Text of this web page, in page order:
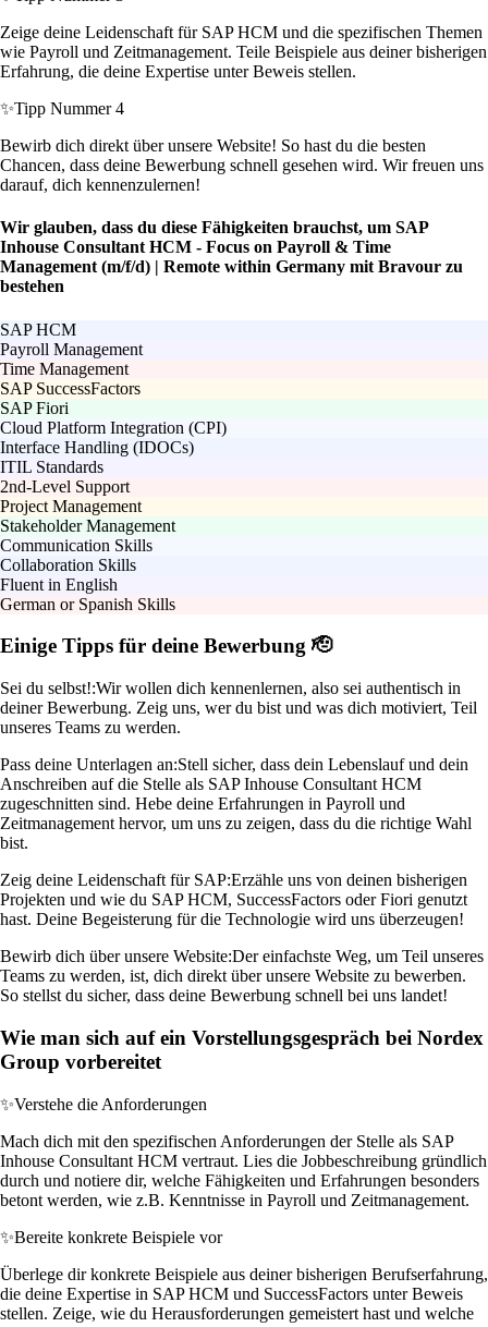
Zeige deine Leidenschaft für SAP HCM und die spezifischen Themen
wie Payroll und Zeitmanagement. Teile Beispiele aus deiner bisherigen
Erfahrung, die deine Expertise unter Beweis stellen.
✨Tipp Nummer 4
Bewirb dich direkt über unsere Website! So hast du die besten
Chancen, dass deine Bewerbung schnell gesehen wird. Wir freuen uns
darauf, dich kennenzulernen!
Wir glauben, dass du diese Fähigkeiten brauchst, um SAP
Inhouse Consultant HCM - Focus on Payroll & Time
Management (m/f/d) | Remote within Germany mit Bravour zu
bestehen
SAP HCM
Payroll Management
Time Management
SAP SuccessFactors
SAP Fiori
Cloud Platform Integration (CPI)
Interface Handling (IDOCs)
ITIL Standards
2nd-Level Support
Project Management
Stakeholder Management
Communication Skills
Collaboration Skills
Fluent in English
German or Spanish Skills
Einige Tipps für deine Bewerbung 🫡
Sei du selbst!:Wir wollen dich kennenlernen, also sei authentisch in
deiner Bewerbung. Zeig uns, wer du bist und was dich motiviert, Teil
unseres Teams zu werden.
Pass deine Unterlagen an:Stell sicher, dass dein Lebenslauf und dein
Anschreiben auf die Stelle als SAP Inhouse Consultant HCM
zugeschnitten sind. Hebe deine Erfahrungen in Payroll und
Zeitmanagement hervor, um uns zu zeigen, dass du die richtige Wahl
bist.
Zeig deine Leidenschaft für SAP:Erzähle uns von deinen bisherigen
Projekten und wie du SAP HCM, SuccessFactors oder Fiori genutzt
hast. Deine Begeisterung für die Technologie wird uns überzeugen!
Bewirb dich über unsere Website:Der einfachste Weg, um Teil unseres
Teams zu werden, ist, dich direkt über unsere Website zu bewerben.
So stellst du sicher, dass deine Bewerbung schnell bei uns landet!
Wie man sich auf ein Vorstellungsgespräch bei Nordex
Group vorbereitet
✨Verstehe die Anforderungen
Mach dich mit den spezifischen Anforderungen der Stelle als SAP
Inhouse Consultant HCM vertraut. Lies die Jobbeschreibung gründlich
durch und notiere dir, welche Fähigkeiten und Erfahrungen besonders
betont werden, wie z.B. Kenntnisse in Payroll und Zeitmanagement.
✨Bereite konkrete Beispiele vor
Überlege dir konkrete Beispiele aus deiner bisherigen Berufserfahrung,
die deine Expertise in SAP HCM und SuccessFactors unter Beweis
stellen. Zeige, wie du Herausforderungen gemeistert hast und welche